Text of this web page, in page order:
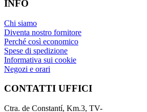
INFO
Chi siamo
Diventa nostro fornitore
Perché così economico
Spese di spedizione
Informativa sui cookie
Negozi e orari
CONTATTI UFFICI
Ctra. de Constantí, Km.3, TV-